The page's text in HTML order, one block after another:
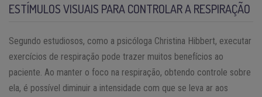
ESTÍMULOS VISUAIS PARA CONTROLAR A RESPIRAÇÃO
Segundo estudiosos, como a psicóloga Christina Hibbert, executar
exercícios de respiração pode trazer muitos benefícios ao
paciente. Ao manter o foco na respiração, obtendo controle sobre
ela, é possível diminuir a intensidade com que se leva ar aos